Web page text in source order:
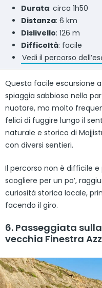
Durata: circa 1h50
Distanza: 6 km
Dislivello: 126 m
Difficoltà: facile
Vedi il percorso
Questa facile escursione
spiaggia sabbiosa nella
nuotare, ma molto
felici di fuggire lungo il
naturale e storico di
con diversi sentieri.
Il percorso non è difficile
scogliere per un po’,
curiosità storica locale,
facendo il giro.
6. Passeggiata
vecchia Finestra